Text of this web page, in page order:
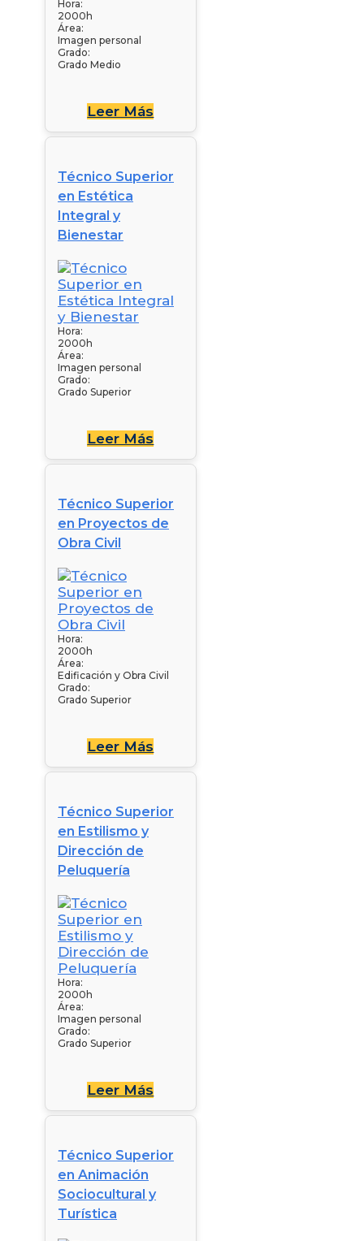
Hora:
2000h
Área:
Imagen personal
Grado:
Grado Medio
Leer Más
Técnico Superior
en Estética
Integral y
Bienestar
Hora:
2000h
Área:
Imagen personal
Grado:
Grado Superior
Leer Más
Técnico Superior
en Proyectos de
Obra Civil
Hora:
2000h
Área:
Edificación y Obra Civil
Grado:
Grado Superior
Leer Más
Técnico Superior
en Estilismo y
Dirección de
Peluquería
Hora:
2000h
Área:
Imagen personal
Grado:
Grado Superior
Leer Más
Técnico Superior
en Animación
Sociocultural y
Turística